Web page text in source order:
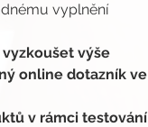
vyplnění
výše
online dotazník ve
v rámci testování